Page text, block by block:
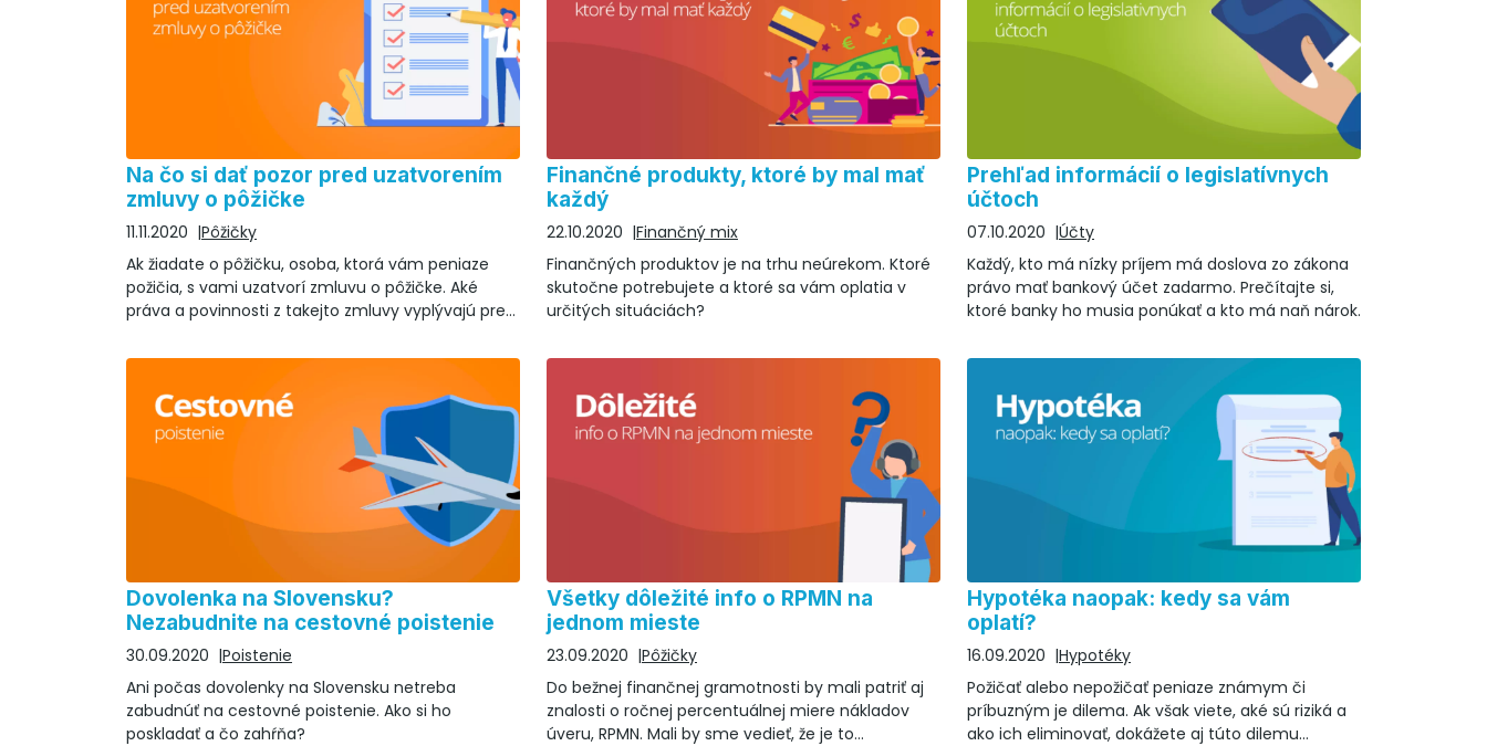
Na čo si dať pozor pred uzatvorením
zmluvy o pôžičke
11.11.2020
Pôžičky
Ak žiadate o pôžičku, osoba, ktorá vám peniaze
požičia, s vami uzatvorí zmluvu o pôžičke. Aké
práva a povinnosti z takejto zmluvy vyplývajú pre
Finančné produkty, ktoré by mal mať
každý
22.10.2020
Finančný mix
Finančných produktov je na trhu neúrekom. Ktoré
skutočne potrebujete a ktoré sa vám oplatia v
určitých situáciách?
Prehľad informácií o legislatívnych
účtoch
07.10.2020
Účty
Každý, kto má nízky príjem má doslova zo zákona
právo mať bankový účet zadarmo. Prečítajte si,
ktoré banky ho musia ponúkať a kto má naň nárok.
Dovolenka na Slovensku?
Nezabudnite na cestovné poistenie
30.09.2020
Poistenie
Ani počas dovolenky na Slovensku netreba
zabudnúť na cestovné poistenie. Ako si ho
poskladať a čo zahŕňa?
Všetky dôležité info o RPMN na
jednom mieste
23.09.2020
Pôžičky
Do bežnej finančnej gramotnosti by mali patriť aj
znalosti o ročnej percentuálnej miere nákladov
úveru, RPMN. Mali by sme vedieť, že je to
Hypotéka naopak: kedy sa vám
oplatí?
16.09.2020
Hypotéky
Požičať alebo nepožičať peniaze známym či
príbuzným je dilema. Ak však viete, aké sú riziká a
ako ich eliminovať, dokážete aj túto dilemu